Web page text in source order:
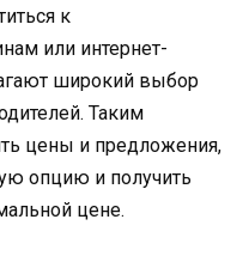
к
или интернет-
широкий выбор
Таким
цены и предложения,
опцию и получить
цене.